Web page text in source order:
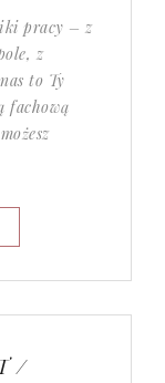
pracy – z
z
to Ty
fachową
/